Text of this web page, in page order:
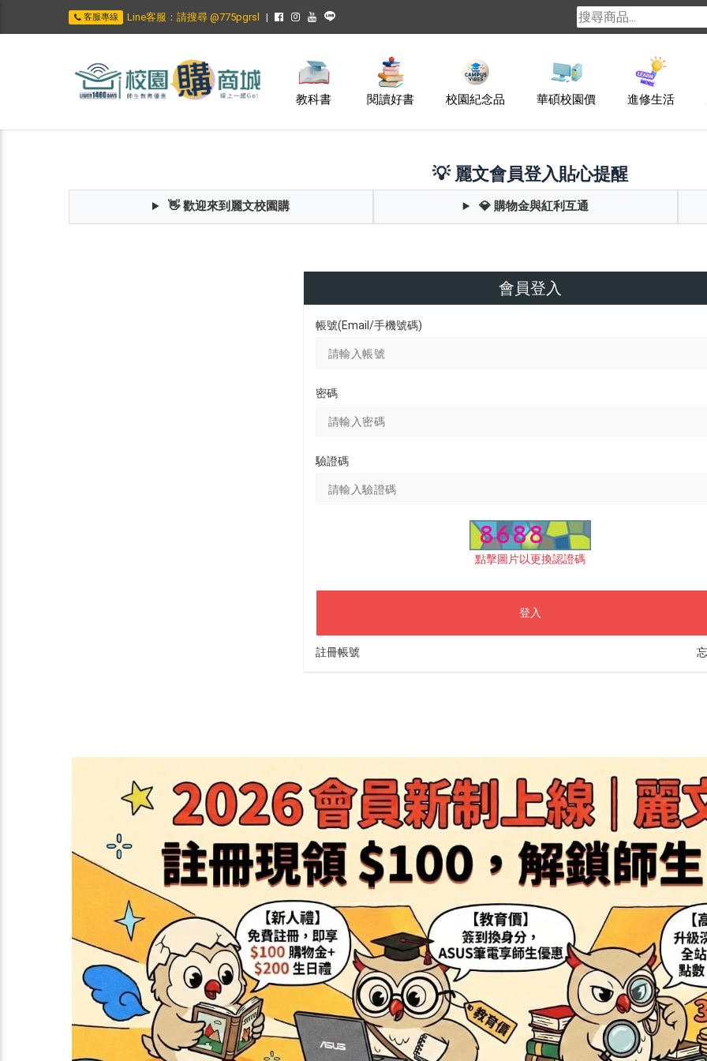
客服專線 Line客服：請搜尋 @775pgrsl
教科書 閱讀好書 校園紀念品 華碩校園價 進修生活
💡 麗文會員登入貼心提醒
👋 歡迎來到麗文校園購 💎 購物金與紅利互通
會員登入
帳號(Email/手機號碼)
密碼
驗證碼
點擊圖片以更換認證碼
登入
註冊帳號